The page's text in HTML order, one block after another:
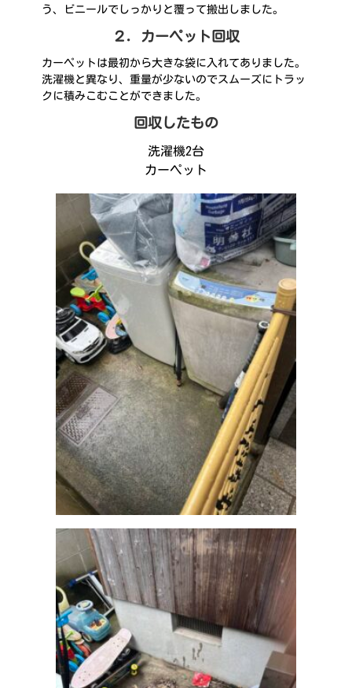
う、ビニールでしっかりと覆って搬出しました。
２．カーペット回収
カーペットは最初から大きな袋に入れてありました。
洗濯機と異なり、重量が少ないのでスムーズにトラッ
クに積みこむことができました。
回収したもの
洗濯機2台
カーペット